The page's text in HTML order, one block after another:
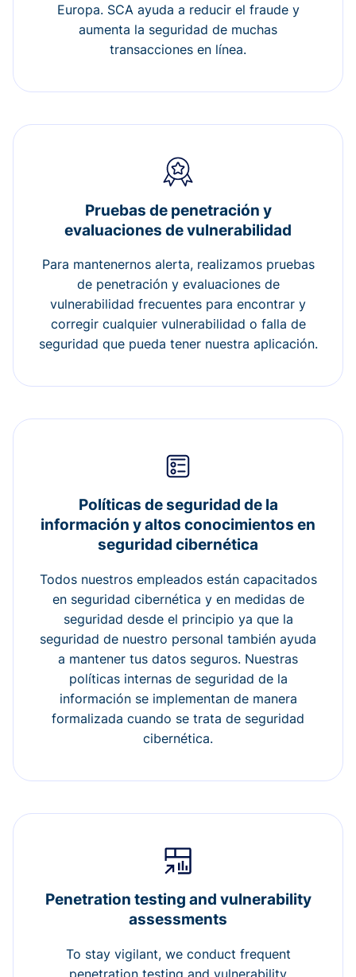
Europa. SCA ayuda a reducir el fraude y
aumenta la seguridad de muchas
transacciones en línea.
Pruebas de penetración y
evaluaciones de vulnerabilidad
Para mantenernos alerta, realizamos pruebas
de penetración y evaluaciones de
vulnerabilidad frecuentes para encontrar y
corregir cualquier vulnerabilidad o falla de
seguridad que pueda tener nuestra aplicación.
Políticas de seguridad de la
información y altos conocimientos en
seguridad cibernética
Todos nuestros empleados están capacitados
en seguridad cibernética y en medidas de
seguridad desde el principio ya que la
seguridad de nuestro personal también ayuda
a mantener tus datos seguros. Nuestras
políticas internas de seguridad de la
información se implementan de manera
formalizada cuando se trata de seguridad
cibernética.
Penetration testing and vulnerability
assessments
To stay vigilant, we conduct frequent
penetration testing and vulnerability